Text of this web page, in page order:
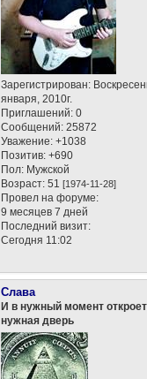
Зарегистрирован:
января, 2010г.
Приглашений: 0
Сообщений: 25872
Уважение: +1038
Позитив: +690
Пол: Мужской
Возраст: 51[1974-11-28]
Провел на форуме:
9 месяцев 7 дней
Последний визит:
Сегодня 11:02
Слава
И в нужный момент
нужная дверь